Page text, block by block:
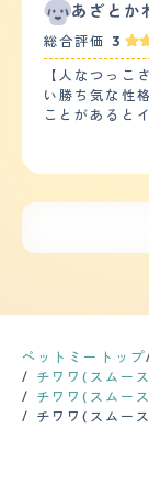
あざとか
総合評価 3
【人なつっこ
い勝ち気な性
ことがあると
住犬（トイプ
格の差もなん
まともにしつけられて
ますが他人に
何に対しても
ています。落
ているときだけです。 【しつけやす
いったん興奮
そういう場面
ペットミートップ
チワワ(スムー
チワワ(スムー
チワワ(スムー